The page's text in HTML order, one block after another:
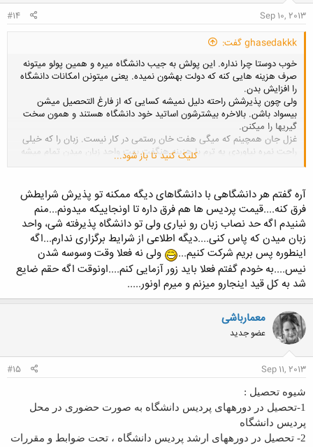
Sep 10, 2013
#14
ghasedakkk گفت:
خوب دوستا چرا نداره. این پولش به جیب دانشگاه میره و همین پولو میتونه
صرف هزینه هایی کنه که دولت بهشون نمیده. یعنی میتونن امکانات دانشگاه
را افزایش بدن.
ولی چون پذیرشش راحته دلیل نمیشه کسایی که از فارغ التحصیل میشن
بیسواد باشن. بالاخره بیشترشون اساتید خود دانشگاه هستند و همون سخت
گیریها را میکنن.
غزل جان همچینم که میگی هفت خان رستمی در کار نیست. زبان را که خیلی
راحت نمره نیاوردی یه ترم با هزینه هنگفت بهت واحد زبان میدن تمام میشه
میره. در مورد مصاحبه هم شاید جدیدا که تعداد متقاضی زیاد شده کمی سخت
میکردن. دوست من واسه معماری میخواست چون پر شده بود همینجوری
تصویر سازی شرکت کرده بود. ازش پرسیدن چی میدونی از تصویرسازی گفته
بود هیچی ولی قبولش کرده بودن!!!!!!
کلیک کنید تا باز شود...
آره گفتم هر دانشگاهی با دانشگاهای دیگه ممکنه تو پذیرش شرایطش
فرق کنه....قیمت پردیس ها هم فرق داره تا اونجاییکه میدونم...منم
شنیدم اگه حد نصاب زبان رو نیاری ولی تو دانشگاه پذیرفته شی، واحد
زبان میدن که پاس کنی....دیگه اطلاعی از شرایط برگزاری ندارم...اگه
اینطوره پس بریم شرکت کنیم...
ولی نه فعلا وقت وسوسه شدن
نیس....به خودم گفتم فعلا باید زور آزمایی کنم....اونوقت اگه حقم ضایع
شد به کل قید اینجارو میزنم و میرم اونور.....
معمارباشی
عضو جدید
Sep 11, 2013
#15
شيوه تحصيل :
1-تحصيل در دوره‏های پرديس دانشگاه به صورت حضوری در محل
پرديس دانشگاه
2- تحصيل در دوره‏های ارشد پرديس دانشگاه ، تحت ضوابط و مقررات